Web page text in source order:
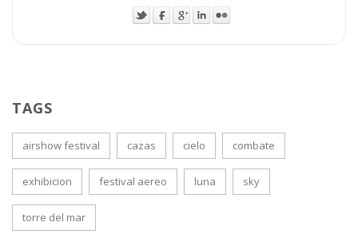
TAGS
airshow festival cazas cielo combate
exhibicion festival aereo luna sky
torre del mar